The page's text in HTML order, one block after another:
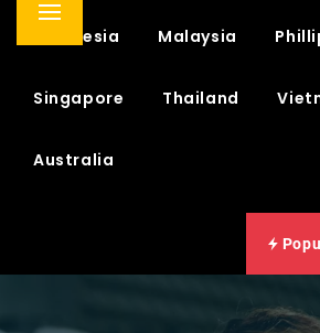
Primary
Indonesia Malaysia
Singapore Thailand
Australia